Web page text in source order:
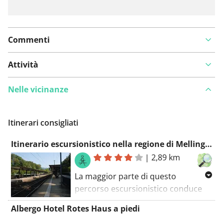
Commenti
Attività
Nelle vicinanze
Itinerari consigliati
Itinerario escursionistico nella regione di Mellingen
|2,89 km
La maggior parte di questo
percorso escursionistico conduce
attraverso Mellingen. Su questo
percorso incontrerai alcune strade
Albergo Hotel Rotes Haus a piedi